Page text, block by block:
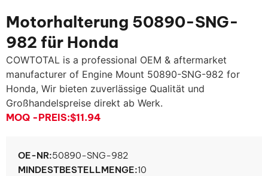
Motorhalterung 50890-SNG-
982 für Honda
COWTOTAL is a professional OEM & aftermarket
manufacturer of Engine Mount 50890-SNG-982 for
Honda, Wir bieten zuverlässige Qualität und
Großhandelspreise direkt ab Werk.
MOQ -PREIS:$11.94
OE-NR:50890-SNG-982
MINDESTBESTELLMENGE:10